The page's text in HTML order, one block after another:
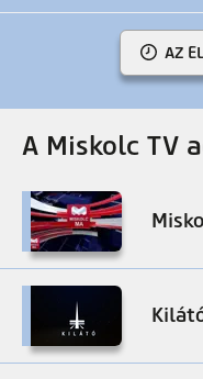
AZ
A Miskolc TV